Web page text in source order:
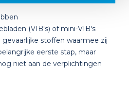
(VIB's) of mini-VIB's
stoffen waarmee zij
eerste stap, maar
niet aan de verplichtingen